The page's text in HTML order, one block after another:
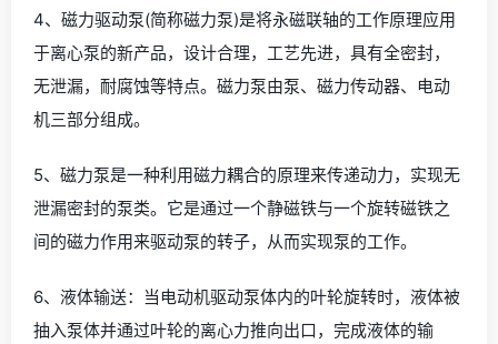
4、磁力驱动泵(简称磁力泵)是将永磁联轴的工作原理应用
于离心泵的新产品，设计合理，工艺先进，具有全密封，
无泄漏，耐腐蚀等特点。磁力泵由泵、磁力传动器、电动
机三部分组成。
5、磁力泵是一种利用磁力耦合的原理来传递动力，实现无
泄漏密封的泵类。它是通过一个静磁铁与一个旋转磁铁之
间的磁力作用来驱动泵的转子，从而实现泵的工作。
6、液体输送：当电动机驱动泵体内的叶轮旋转时，液体被
抽入泵体并通过叶轮的离心力推向出口，完成液体的输